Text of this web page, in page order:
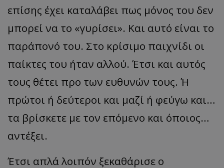
επίσης έχει καταλάβει πως μόνος του δεν
μπορεί να το «γυρίσει». Και αυτό είναι το
παράπονό του. Στο κρίσιμο παιχνίδι οι
παίκτες του ήταν αλλού. Έτσι και αυτός
τους θέτει προ των ευθυνών τους. Ή
πρώτοι ή δεύτεροι και μαζί ή φεύγω και…
τα βρίσκετε με τον επόμενο και όποιος…
αντέξει.
Έτσι απλά λοιπόν ξεκαθάρισε ο